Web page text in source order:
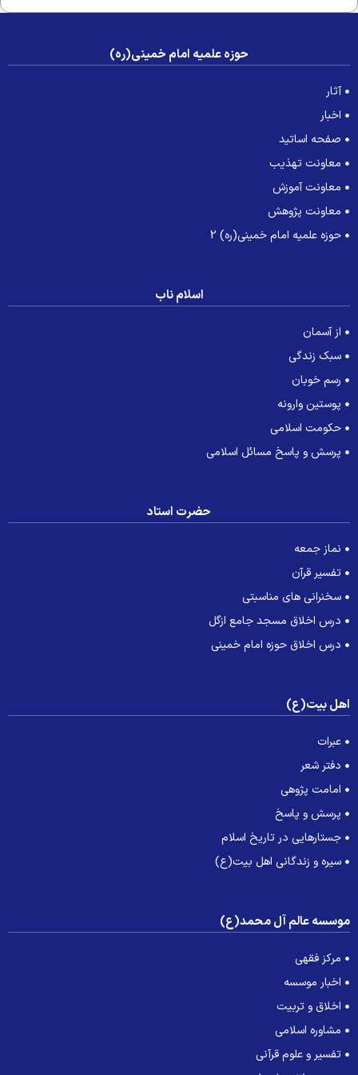
حوزه علمیه امام خمینی(ره)
آثار
اخبار
صفحه اساتید
معاونت تهذیب
معاونت آموزش
معاونت پژوهش
حوزه علمیه امام خمینی(ره) 2
اسلام ناب
از آسمان
سبک زندگی
رسم خوبان
پوستین وارونه
حکومت اسلامی
پرسش و پاسخ مسائل اسلامی
حضرت استاد
نماز جمعه
تفسیر قرآن
سخنرانی های مناسبتی
درس اخلاق مسجد جامع ازگل
درس اخلاق حوزه امام خمینی
بیت(ع)
عبرات
دفتر شعر
امامت پژوهی
پرسش و پاسخ
جستارهایی در تاریخ اسلام
سیره و زندگانی اهل بیت(ع)
عالم آل محمد(ع)
مرکز فقهی
اخبار موسسه
اخلاق و تربیت
مشاوره اسلامی
تفسیر و علوم قرآنی